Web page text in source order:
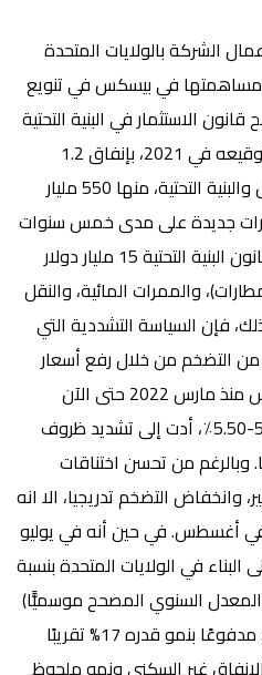
الشركةبالولايات المتحدة
مساهمتها في بيسكس في تنويع
الاستثمار في البنية التحتية
والوظائف الأمريكي، الذي تم توقيعه في 2021، بإنفاق 1.2
تريليون دولار أمريكي على النقل والبنية التحتية، منها 550 مليار
جديدة على مدى خمس سنوات
في الجسور، المطارات (يوفر القانون البنية التحتية 15 مليار دولار
والممرات المائية، والنقل
فإن السياسة التشددية التي
من التضخم من خلال رفع أسعار
الفائدة بمقدار 525 نقطة أساس منذ مارس 2022 حتى الآن
لترتفع إلى نطاق يتراوح بين 5.25-5.50٪، أدت إلى تشديد ظروف
وبالرغم من تحسن اختناقات
وانخفاض التضخم تدريجيا، الا انه
مرتفعا نسبيا، عند 3.7% في أغسطس. في حين أنه في يوليو
البناء في الولايات المتحدة بنسبة
السنوي المصحح موسميًّا)
إلى 1.97 تريليون دولار أمريكي، مدفوعًا بنمو قدره 17% تقريبًا
غير السكني ونمو ملحوظ